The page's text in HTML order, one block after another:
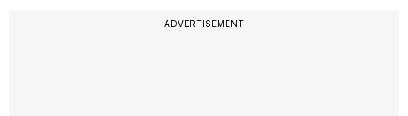
ADVERTISEMENT